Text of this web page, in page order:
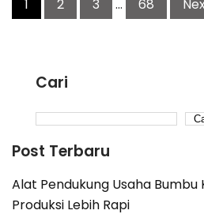
pos
1 2 3 … 68
Cari
Post Terbaru
Alat Pendukung Usaha Bumbu
Produksi Lebih Rapi